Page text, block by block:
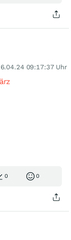
09:17:37 Uhr
0 0